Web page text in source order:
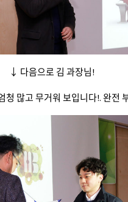
↓ 다음으로 김 과장님!
청 많고 무거워 보입니다!. 완전